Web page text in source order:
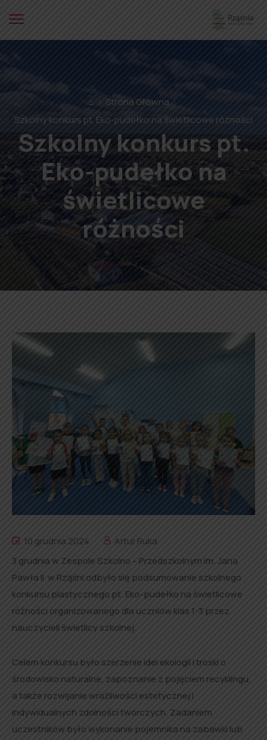
⌂
Strona Główna
Szkolny konkurs pt. Eko-pudełko na świetlicowe różności
Szkolny konkurs pt.
Eko-pudełko na
świetlicowe
różności
10 grudnia 2024
Artur Ruka
3 grudnia w Zespole Szkolno – Przedszkolnym im. Jana
Pawła II w Rząśni odbyło się podsumowanie szkolnego
konkursu plastycznego pt. Eko-pudełko na świetlicowe
różności organizowanego dla uczniów klas 1-3 przez
nauczycieli świetlicy szkolnej.
Celem konkursu było szerzenie idei ekologii i troski o
środowisko naturalne, zapoznanie z pojęciem recyklingu,
a także rozwijanie wrażliwości estetycznej i
indywidualnych zdolności twórczych. Zadaniem
uczestników było wykonanie pojemnika na zabawki lub